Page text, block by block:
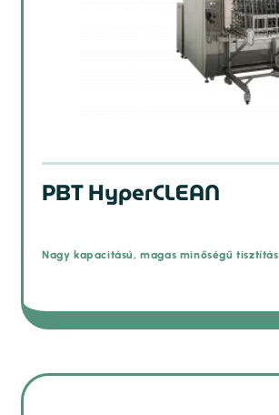
PBT HyperCLEAN
Nagy kapacitású, magas minőségű tisztítás